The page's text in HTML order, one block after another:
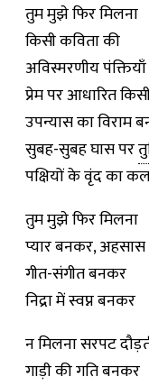
तुम मुझे फिर मिलना
किसी कविता की
अविस्मरणीय
प्रेम पर आधारित
उपन्यास का विराम
सुबह-सुबह घास पर
पक्षियों के वृंद का
तुम मुझे फिर मिलना
प्यार बनकर,
गीत-संगीत बनकर
निद्रा में स्वप्न बनकर
न मिलना सरपट
गाड़ी की गति बनकर